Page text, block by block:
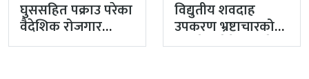
घुससहित पक्राउ परेका
वैदेशिक रोजगार
विभागका नासु मस्राङ्गी
विद्युतीय शवदाह
उपकरण भ्रष्टाचारको
मुद्दा हेर्दा हेर्दैमा राखेर